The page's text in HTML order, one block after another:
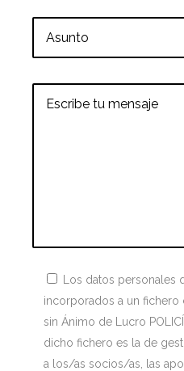
Los datos personales
incorporados a un fichero
sin Ánimo de Lucro
dicho fichero es la de
a los/as socios/as, las